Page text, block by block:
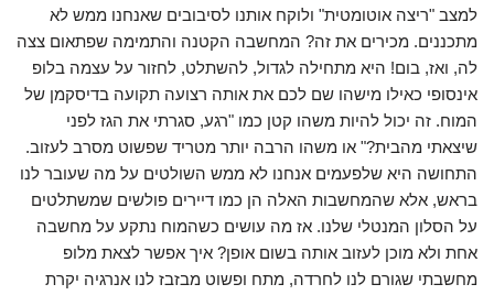
למצב "ריצה אוטומטית" ולוקח אותנו לסיבובים שאנחנו ממש לא
מתכננים. מכירים את זה? המחשבה הקטנה והתמימה שפתאום צצה
לה, ואז, בום! היא מתחילה לגדול, להשתלט, לחזור על עצמה בלופ
אינסופי כאילו מישהו שם לכם את אותה רצועה תקועה בדיסקמן של
המוח. זה יכול להיות משהו קטן כמו "רגע, סגרתי את הגז לפני
שיצאתי מהבית?" או משהו הרבה יותר מטריד שפשוט מסרב לעזוב.
התחושה היא שלפעמים אנחנו לא ממש השולטים על מה שעובר לנו
בראש, אלא שהמחשבות האלה הן כמו דיירים פולשים שמשתלטים
על הסלון המנטלי שלנו. אז מה עושים כשהמוח נתקע על מחשבה
אחת ולא מוכן לעזוב אותה בשום אופן? איך אפשר לצאת מלופ
מחשבתי שגורם לנו לחרדה, מתח ופשוט מבזבז לנו אנרגיה יקרת